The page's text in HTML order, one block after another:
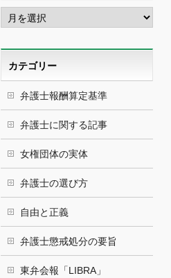
ア
ー
イ
ブカテゴリー
弁護士報酬算定基準
弁護士に関する記事
女権団体の実体
弁護士の選び方
自由と正義
弁護士懲戒処分の要旨
東弁会報「LIBRA」